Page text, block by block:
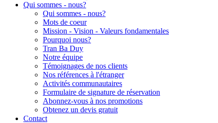
Qui sommes - nous?
Qui sommes - nous?
Mots de coeur
Mission - Vision - Valeurs fondamentales
Pourquoi nous?
Tran Ba Duy
Notre équipe
Témoignages de nos clients
Nos références à l'étranger
Activités communautaires
Formulaire de signature de réservation
Abonnez-vous à nos promotions
Obtenez un devis gratuit
Contact